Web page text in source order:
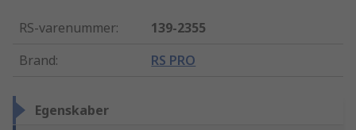
RS-varenummer:
139-2355
Brand: RS PRO
Egenskaber